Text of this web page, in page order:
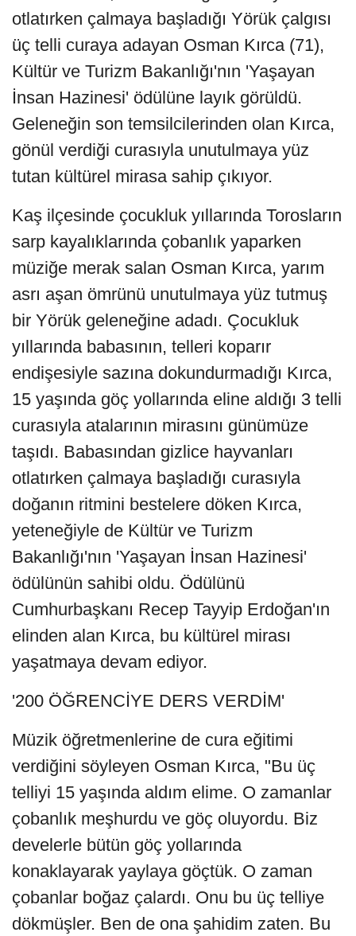
otlatırken çalmaya başladığı Yörük çalgısı
üç telli curaya adayan Osman Kırca (71),
Kültür ve Turizm Bakanlığı'nın 'Yaşayan
İnsan Hazinesi' ödülüne layık görüldü.
Geleneğin son temsilcilerinden olan Kırca,
gönül verdiği curasıyla unutulmaya yüz
tutan kültürel mirasa sahip çıkıyor.
Kaş ilçesinde çocukluk yıllarında Torosların
sarp kayalıklarında çobanlık yaparken
müziğe merak salan Osman Kırca, yarım
asrı aşan ömrünü unutulmaya yüz tutmuş
bir Yörük geleneğine adadı. Çocukluk
yıllarında babasının, telleri koparır
endişesiyle sazına dokundurmadığı Kırca,
15 yaşında göç yollarında eline aldığı 3 telli
curasıyla atalarının mirasını günümüze
taşıdı. Babasından gizlice hayvanları
otlatırken çalmaya başladığı curasıyla
doğanın ritmini bestelere döken Kırca,
yeteneğiyle de Kültür ve Turizm
Bakanlığı'nın 'Yaşayan İnsan Hazinesi'
ödülünün sahibi oldu. Ödülünü
Cumhurbaşkanı Recep Tayyip Erdoğan'ın
elinden alan Kırca, bu kültürel mirası
yaşatmaya devam ediyor.
'200 ÖĞRENCİYE DERS VERDİM'
Müzik öğretmenlerine de cura eğitimi
verdiğini söyleyen Osman Kırca, "Bu üç
telliyi 15 yaşında aldım elime. O zamanlar
çobanlık meşhurdu ve göç oluyordu. Biz
develerle bütün göç yollarında
konaklayarak yaylaya göçtük. O zaman
çobanlar boğaz çalardı. Onu bu üç telliye
dökmüşler. Ben de ona şahidim zaten. Bu